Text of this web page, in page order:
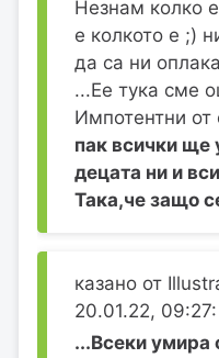
Незнам колко
е колкото е ;)
да са ни
...Ее тука сме
Импотентни от
пак всички ще
децата ни и
Така,че защо
казано от
20.01.22, 09:27:
...Всеки умира